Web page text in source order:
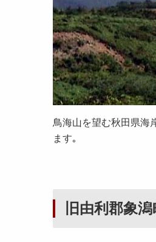
鳥海山を望む秋田県海
ます｡
旧由利郡象